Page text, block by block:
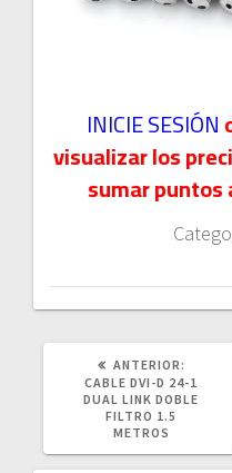
INICIE SESIÓN
visualizar los
sumar
ANTERIOR:
CABLE DVI-D 24-1
DUAL LINK DOBLE
FILTRO 1.5
METROS